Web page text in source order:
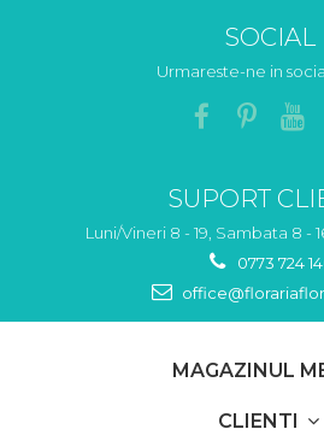
SOCIAL
Urmareste-ne in
SUPORT
Luni/Vineri 8 - 19, Sambata 8 -
0773 724
MAGAZINUL
CLIENTI